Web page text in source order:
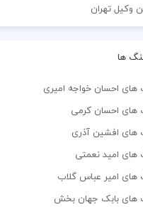
وکیل تهران
ها
احسان خواجه امیری
های احسان کرمی
افشین آذری
امید نعمتی
امیر عباس گلاب
های بابک جهان بخش